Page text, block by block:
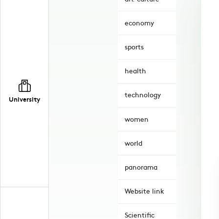
University
economy
sports
health
technology
women
world
panorama
Website link
Scientific